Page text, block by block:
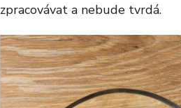
zpracovávat a nebude tvrdá.